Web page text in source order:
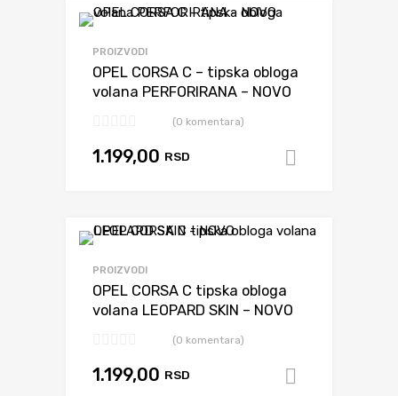
PROIZVODI
OPEL CORSA C – tipska obloga
volana PERFORIRANA – NOVO
(0 komentara)
1.199,00 RSD
PROIZVODI
OPEL CORSA C tipska obloga
volana LEOPARD SKIN – NOVO
(0 komentara)
1.199,00 RSD